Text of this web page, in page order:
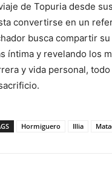
de Topuria desde
convertirse en un
busca compartir
íntima y revelando los
y vida personal,
Hormiguero Illia